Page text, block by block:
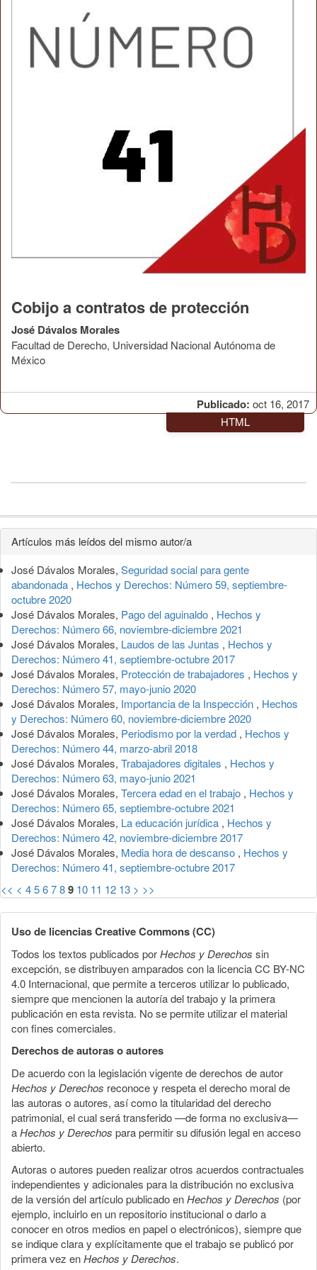
Publicado: oct 16, 2017
Cobijo a contratos de protección
José Dávalos Morales
Facultad de Derecho, Universidad Nacional Autónoma de
México
HTML
Detalles
del
artículo
Artículos más leídos del mismo autor/a
José Dávalos Morales, Seguridad social para gente
abandonada , Hechos y Derechos: Número 59, septiembre-
octubre 2020
José Dávalos Morales, Pago del aguinaldo , Hechos y
Derechos: Número 66, noviembre-diciembre 2021
José Dávalos Morales, Laudos de las Juntas , Hechos y
Derechos: Número 41, septiembre-octubre 2017
José Dávalos Morales, Protección de trabajadores , Hechos y
Derechos: Número 57, mayo-junio 2020
José Dávalos Morales, Importancia de la Inspección , Hechos
y Derechos: Número 60, noviembre-diciembre 2020
José Dávalos Morales, Periodismo por la verdad , Hechos y
Derechos: Número 44, marzo-abril 2018
José Dávalos Morales, Trabajadores digitales , Hechos y
Derechos: Número 63, mayo-junio 2021
José Dávalos Morales, Tercera edad en el trabajo , Hechos y
Derechos: Número 65, septiembre-octubre 2021
José Dávalos Morales, La educación jurídica , Hechos y
Derechos: Número 42, noviembre-diciembre 2017
José Dávalos Morales, Media hora de descanso , Hechos y
Derechos: Número 41, septiembre-octubre 2017
<< < 456789 10 11 12 13 > >>
Uso de licencias Creative Commons (CC)
Todos los textos publicados porHechos y Derechos sin
excepción, se distribuyen amparados con la licencia CC BY-NC
4.0 Internacional, que permite a terceros utilizar lo publicado,
siempre que mencionen la autoría del trabajo y la primera
publicación en esta revista. No se permite utilizar el material
con fines comerciales.
Derechos de autoras o autores
De acuerdo con la legislación vigente de derechos de autor
Hechos y Derechos reconoce y respeta el derecho moral de
las autoras o autores, así como la titularidad del derecho
patrimonial, el cual será transferido —de forma no exclusiva—
aHechos y Derechos para permitir su difusión legal en acceso
abierto.
Autoras o autores pueden realizar otros acuerdos contractuales
independientes y adicionales para la distribución no exclusiva
de la versión del artículo publicado enHechos y Derechos (por
ejemplo, incluirlo en un repositorio institucional o darlo a
conocer en otros medios en papel o electrónicos), siempre que
se indique clara y explícitamente que el trabajo se publicó por
primera vez enHechos y Derechos.